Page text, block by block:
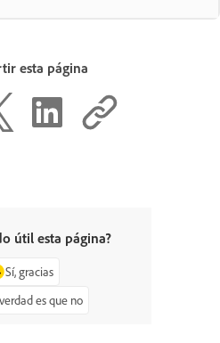
esta página
útil esta página?
Sí, gracias
es que no